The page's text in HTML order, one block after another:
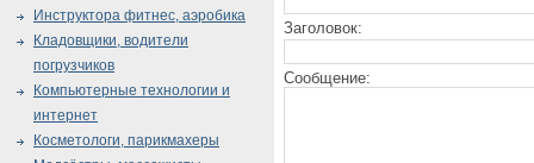
Заголовок:
Сообщение:
Инструктора фитнес, аэробика
Кладовщики, водители
погрузчиков
Компьютерные технологии и
интернет
Косметологи, парикмахеры